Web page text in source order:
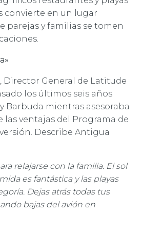
convierte en un lugar
parejas y familias se tomen
, Director General de Latitude
los últimos seis años
Barbuda mientras asesoraba
las ventajas del Programa de
Describe Antigua
relajarse con la familia. El sol
es fantástica y las playas
Dejas atrás todas tus
bajas del avión en